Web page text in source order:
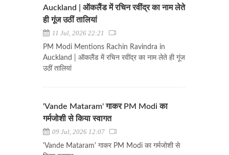
Auckland | ऑकलैंड में रचिन रवींद्र का नाम लेते
ही गूंज उठीं तालियां
11 Jul, 2026 22:21
PM Modi Mentions Rachin Ravindra in
Auckland | ऑकलैंड में रचिन रवींद्र का नाम लेते ही गूंज
उठीं तालियां
'Vande Mataram' गाकर PM Modi का
गर्मजोशी से किया स्वागत
09 Jul, 2026 12:07
'Vande Mataram' गाकर PM Modi का गर्मजोशी से